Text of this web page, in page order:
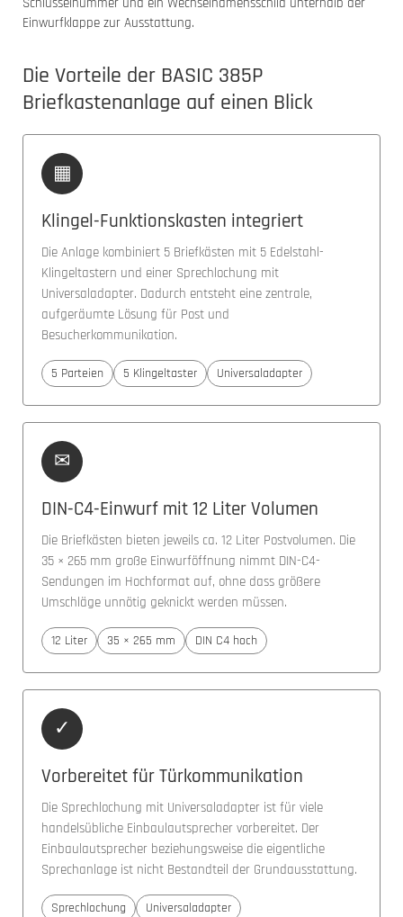
Einwurfklappe zur Ausstattung.
Die Vorteile der BASIC 385P
Briefkastenanlage auf einen Blick
▦
Klingel-Funktionskasten integriert
Die Anlage kombiniert 5 Briefkästen mit 5 Edelstahl-
Klingeltastern und einer Sprechlochung mit
Universaladapter. Dadurch entsteht eine zentrale,
aufgeräumte Lösung für Post und
Besucherkommunikation.
5 Parteien 5 Klingeltaster Universaladapter
✉
DIN-C4-Einwurf mit 12 Liter Volumen
Die Briefkästen bieten jeweils ca. 12 Liter Postvolumen. Die
35 × 265 mm große Einwurföffnung nimmt DIN-C4-
Sendungen im Hochformat auf, ohne dass größere
Umschläge unnötig geknickt werden müssen.
12 Liter 35 × 265 mm DIN C4 hoch
✓
Vorbereitet für Türkommunikation
Die Sprechlochung mit Universaladapter ist für viele
handelsübliche Einbaulautsprecher vorbereitet. Der
Einbaulautsprecher beziehungsweise die eigentliche
Sprechanlage ist nicht Bestandteil der Grundausstattung.
Sprechlochung
Universaladapter